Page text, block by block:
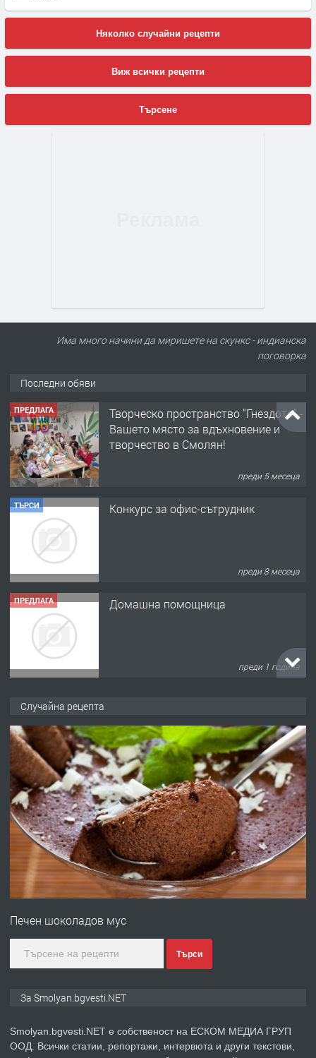
Няколко случайни рецепти
Виж всички рецепти
Търсене
Има много начини да миришете на скункс - индианска
поговорка
Последни обяви
ПРЕДЛАГА
Творческо пространство "Гнездото" -
Вашето място за вдъхновение и
творчество в Смолян!
преди 5 месеца
ТЪРСИ Конкурс за офис-сътрудник
преди 8 месеца
ПРЕДЛАГА Домашна помощница
преди 1 година
преди 2 години
ПРЕДЛАГА
УДЪЛЖАВАНЕ НА ЧОВЕШКИЯТ
ЖИВОТ И ПОДОБРЯВАНЕ НА
НЕГОВОТО КАЧЕСТВО
преди 2 години
Имот в Северна Гърция, до Кавала
преди 2 години
Случайна рецепта
Печен шоколадов мус
Търси
За Smolyan.bgvesti.NET
Smolyan.bgvesti.NET е собственост на ЕСКОМ МЕДИА ГРУП
ООД. Всички статии, репортажи, интервюта и други текстови,